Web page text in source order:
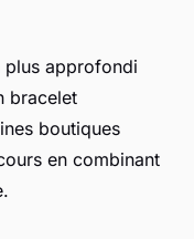
plus approfondi
bracelet
boutiques
en combinant